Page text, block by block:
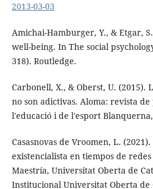
2013-03-03
Amichai-Hamburger, Y., & Etgar,
well-being. In The social
318). Routledge.
Carbonell, X., & Oberst, U. (2015).
no son adictivas. Aloma: revista de
l'educació i de l'esport Blanquerna,
Casasnovas de Vroomen, L.
existencialista en tiempos de redes
Maestría, Universitat Oberta de
Institucional Universitat Oberta de